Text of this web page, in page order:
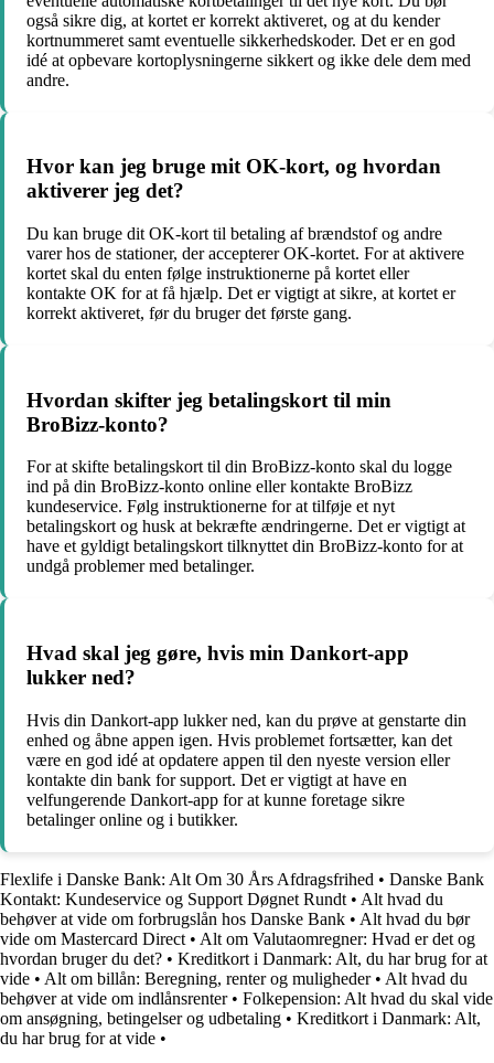
også sikre dig, at kortet er korrekt aktiveret, og at du kender
kortnummeret samt eventuelle sikkerhedskoder. Det er en god
idé at opbevare kortoplysningerne sikkert og ikke dele dem med
andre.
Hvor kan jeg bruge mit OK-kort, og hvordan
aktiverer jeg det?
Du kan bruge dit OK-kort til betaling af brændstof og andre
varer hos de stationer, der accepterer OK-kortet. For at aktivere
kortet skal du enten følge instruktionerne på kortet eller
kontakte OK for at få hjælp. Det er vigtigt at sikre, at kortet er
korrekt aktiveret, før du bruger det første gang.
Hvordan skifter jeg betalingskort til min
BroBizz-konto?
For at skifte betalingskort til din BroBizz-konto skal du logge
ind på din BroBizz-konto online eller kontakte BroBizz
kundeservice. Følg instruktionerne for at tilføje et nyt
betalingskort og husk at bekræfte ændringerne. Det er vigtigt at
have et gyldigt betalingskort tilknyttet din BroBizz-konto for at
undgå problemer med betalinger.
Hvad skal jeg gøre, hvis min Dankort-app
lukker ned?
Hvis din Dankort-app lukker ned, kan du prøve at genstarte din
enhed og åbne appen igen. Hvis problemet fortsætter, kan det
være en god idé at opdatere appen til den nyeste version eller
kontakte din bank for support. Det er vigtigt at have en
velfungerende Dankort-app for at kunne foretage sikre
betalinger online og i butikker.
Flexlife i Danske Bank: Alt Om 30 Års Afdragsfrihed • Danske Bank
Kontakt: Kundeservice og Support Døgnet Rundt • Alt hvad du
behøver at vide om forbrugslån hos Danske Bank • Alt hvad du bør
vide om Mastercard Direct • Alt om Valutaomregner: Hvad er det og
hvordan bruger du det? • Kreditkort i Danmark: Alt, du har brug for at
vide • Alt om billån: Beregning, renter og muligheder• Alt hvad du
behøver at vide om indlånsrenter• Folkepension: Alt hvad du skal vide
om ansøgning, betingelser og udbetaling • Kreditkort i Danmark: Alt,
du har brug for at vide •